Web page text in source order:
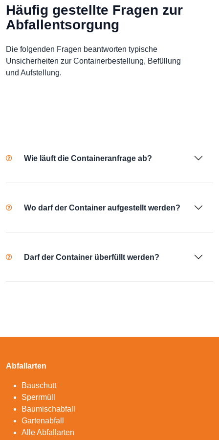
Häufig gestellte Fragen zur
Abfallentsorgung
Die folgenden Fragen beantworten typische
Unsicherheiten zur Containerbestellung, Befüllung
und Aufstellung.
Wie läuft die Containeranfrage ab?
Wo darf der Container aufgestellt werden?
Darf der Container überfüllt werden?
Abfallarten
Bauschutt
Sperrmüll
Baumischabfall
Gartenabfall
Alle Abfallarten